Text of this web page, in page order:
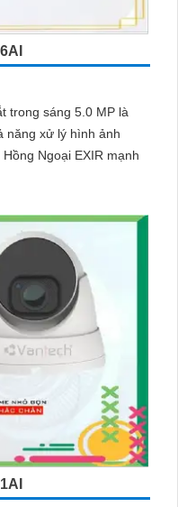
trong sáng 5.0 MP là
năng xử lý hình ảnh